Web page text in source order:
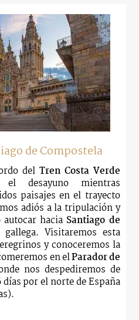
de Compostela
del Tren Costa Verde
desayuno mientras
paisajes en el trayecto
adiós a la tripulación y
hacia Santiago de
Visitaremos esta
y conoceremos la
en elParador de
nos despediremos de
por el norte de España